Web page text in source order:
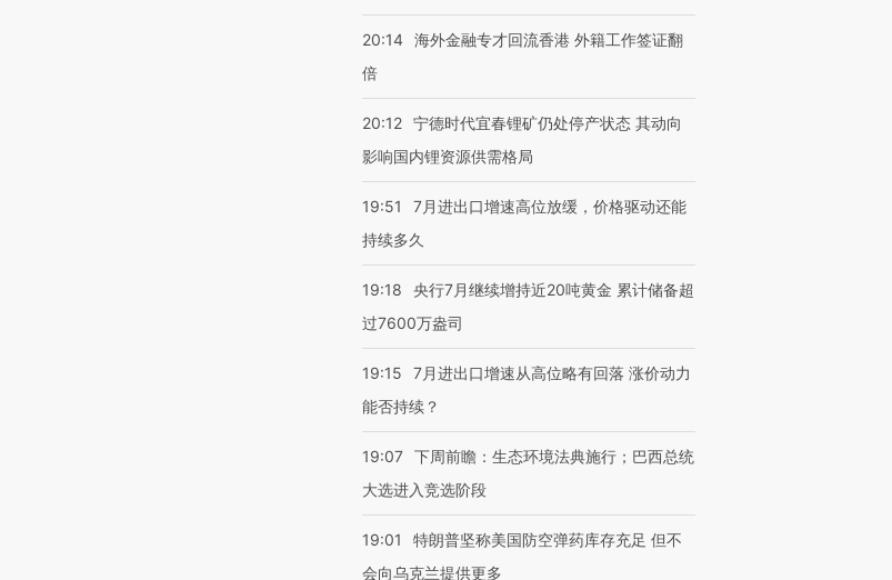
20:14 海外金融专才回流香港 外籍工作签证翻
倍
20:12 宁德时代宜春锂矿仍处停产状态 其动向
影响国内锂资源供需格局
19:51
7月进出口增速高位放缓，价格驱动还能
持续多久
19:18
央行7月继续增持近20吨黄金 累计储备超
过7600万盎司
19:15
7月进出口增速从高位略有回落 涨价动力
能否持续？
19:07 下周前瞻：生态环境法典施行；巴西总统
大选进入竞选阶段
19:01
特朗普坚称美国防空弹药库存充足 但不
会向乌克兰提供更多